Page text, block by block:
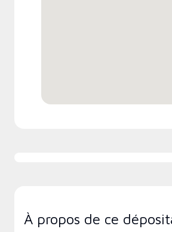
À propos de ce